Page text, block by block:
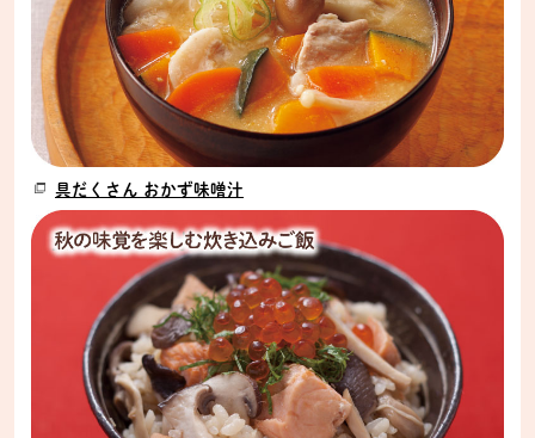
具だくさん おかず味噌汁